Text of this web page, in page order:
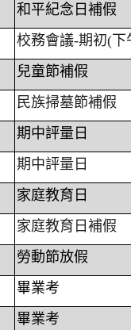
和平紀念日補假
校務會議-期初(下
兒童節補假
民族掃墓節補假
期中評量日
期中評量日
家庭教育日
家庭教育日補假
勞動節放假
畢業考
畢業考